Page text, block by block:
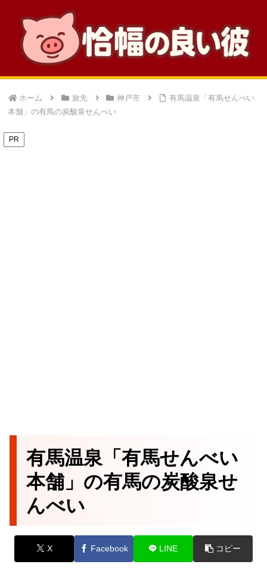
ホーム 旅先 神戸市
有馬温泉「有馬せんべい
本舗」の有馬の炭酸泉せんべい
PR
有馬温泉「有馬せんべい
本舗」の有馬の炭酸泉せ
んべい
X Facebook LINE コピー